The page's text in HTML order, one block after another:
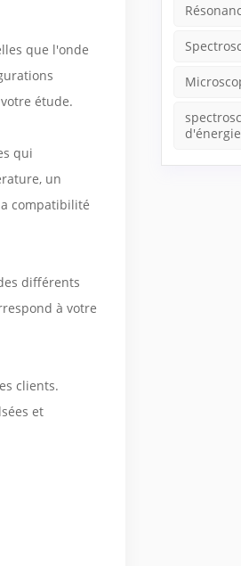
que l'onde
étude.
qui
un
compatibilité
différents
à votre
clients.
et